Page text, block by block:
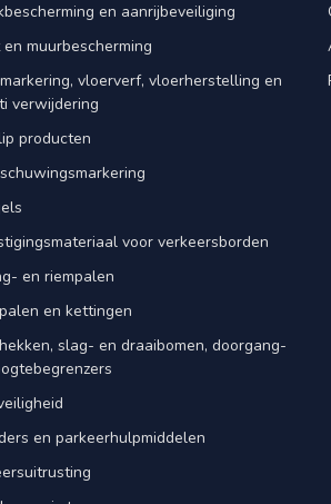
en aanrijbeveiliging
muurbescherming
vloerverf, vloerherstelling en
verwijdering
producten
voor verkeersborden
en riempalen
en kettingen
slag- en draaibomen, doorgang-
en parkeerhulpmiddelen